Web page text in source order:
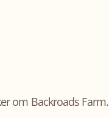
om Backroads Farm.